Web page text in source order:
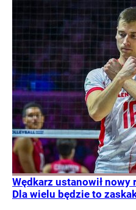
Wędkarz ustanowił nowy
Dla wielu będzie to